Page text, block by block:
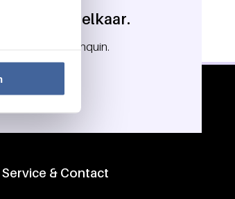
Geef om elkaar.
als donor bij Sanquin.
Service & Contact